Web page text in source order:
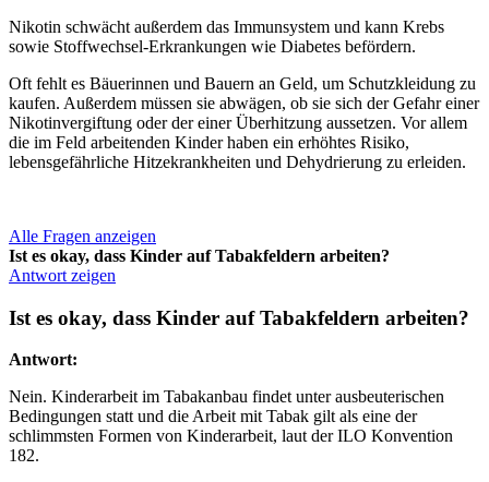
Nikotin schwächt außerdem das Immunsystem und kann Krebs
sowie Stoffwechsel-Erkrankungen wie Diabetes befördern.
Oft fehlt es Bäuerinnen und Bauern an Geld, um Schutzkleidung zu
kaufen. Außerdem müssen sie abwägen, ob sie sich der Gefahr einer
Nikotinvergiftung oder der einer Überhitzung aussetzen. Vor allem
die im Feld arbeitenden Kinder haben ein erhöhtes Risiko,
lebensgefährliche Hitzekrankheiten und Dehydrierung zu erleiden.
Alle Fragen anzeigen
Ist es okay, dass Kinder auf Tabakfeldern arbeiten?
Antwort zeigen
Ist es okay, dass Kinder auf Tabakfeldern arbeiten?
Antwort:
Nein. Kinderarbeit im Tabakanbau findet unter ausbeuterischen
Bedingungen statt und die Arbeit mit Tabak gilt als eine der
schlimmsten Formen von Kinderarbeit, laut der ILO Konvention
182.